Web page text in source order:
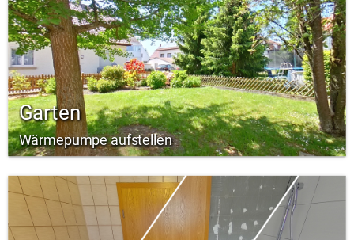
Garten
Wärmepumpe aufstellen